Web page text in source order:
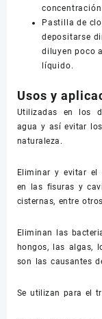
Pastilla de
depositarse
diluyen poco
líquido.
Usos y
Utilizadas en los
agua y así evitar
naturaleza.
Eliminar y evitar el
en las fisuras y
cisternas, entre
Eliminan las
hongos, las algas,
son las causantes
Se utilizan para el